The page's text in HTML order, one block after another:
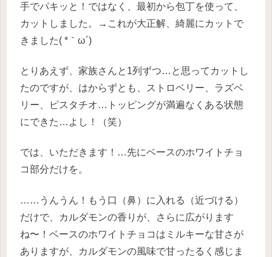
手でパキッと！ではなく、最初から包丁を使って、
カットしました。→これが大正解、綺麗にカットで
きました( *｀ω´)
とりあえず、家族さんと1列ずつ…と思ってカットし
たのですが、はからずとも、ストロベリー、ラズベ
リー、ピスタチオ…トッピングが満遍なくある状態
にできた…よし！（笑）
では、いただきます！…先にベースのホワイトチョ
コ部分だけを。
……うんうん！もう口（鼻）に入れる（近づける）
だけで、カルダモンの香りが、さらに広がります
ね〜！ベースのホワイトチョコはミルキーな甘さが
ありますが、カルダモンの風味で甘ったるく感じま